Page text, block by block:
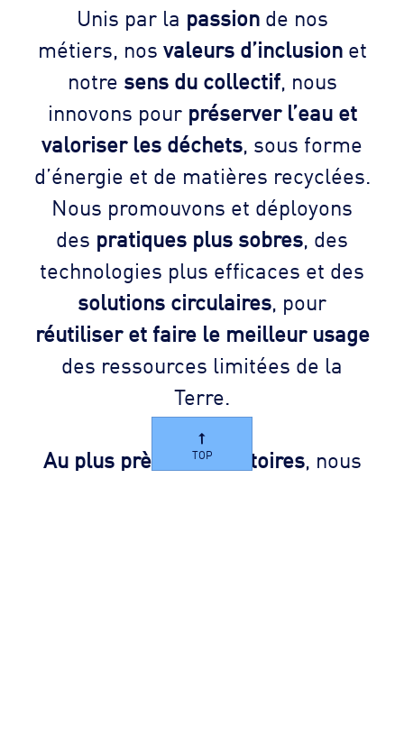
Unis par la passion de nos
métiers, nos valeurs d’inclusionet
notre sens du collectif, nous
innovons pour préserver l’eau et
valoriser les déchets, sous forme
d’énergie et de matières recyclées.
Nous promouvons et déployons
des pratiques plus sobres, des
technologies plus efficaces et des
solutions circulaires, pour
réutiliser et faire le meilleur usage
des ressources limitées de la
Terre.
Au plus près des territoires, nous
TOP